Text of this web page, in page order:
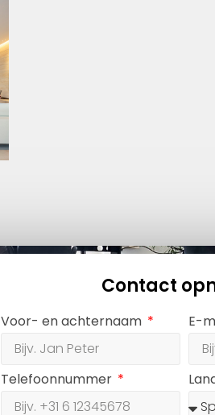
Contact
Voor- en achternaam E-
Telefoonnummer